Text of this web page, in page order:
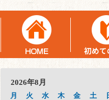
2026年8月
月 火 水 木 金 土